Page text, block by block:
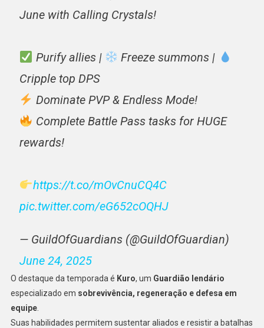
June with Calling Crystals!
Purify allies |
Freeze summons |
Cripple top DPS
Dominate PVP & Endless Mode!
Complete Battle Pass tasks for HUGE
rewards!
https://t.co/mOvCnuCQ4C
pic.twitter.com/eG652cOQHJ
— GuildOfGuardians (@GuildOfGuardian)
June 24, 2025
O destaque da temporada é Kuro, um Guardião lendário
especializado em sobrevivência, regeneração e defesa em
equipe.
Suas habilidades permitem sustentar aliados e resistir a batalhas